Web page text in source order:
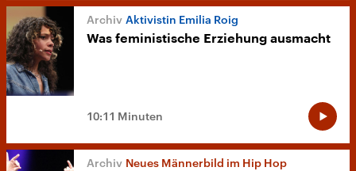
Aktivistin Emilia Roig
Was feministische Erziehung ausmacht
10:11 Minuten
Neues Männerbild im Hip Hop